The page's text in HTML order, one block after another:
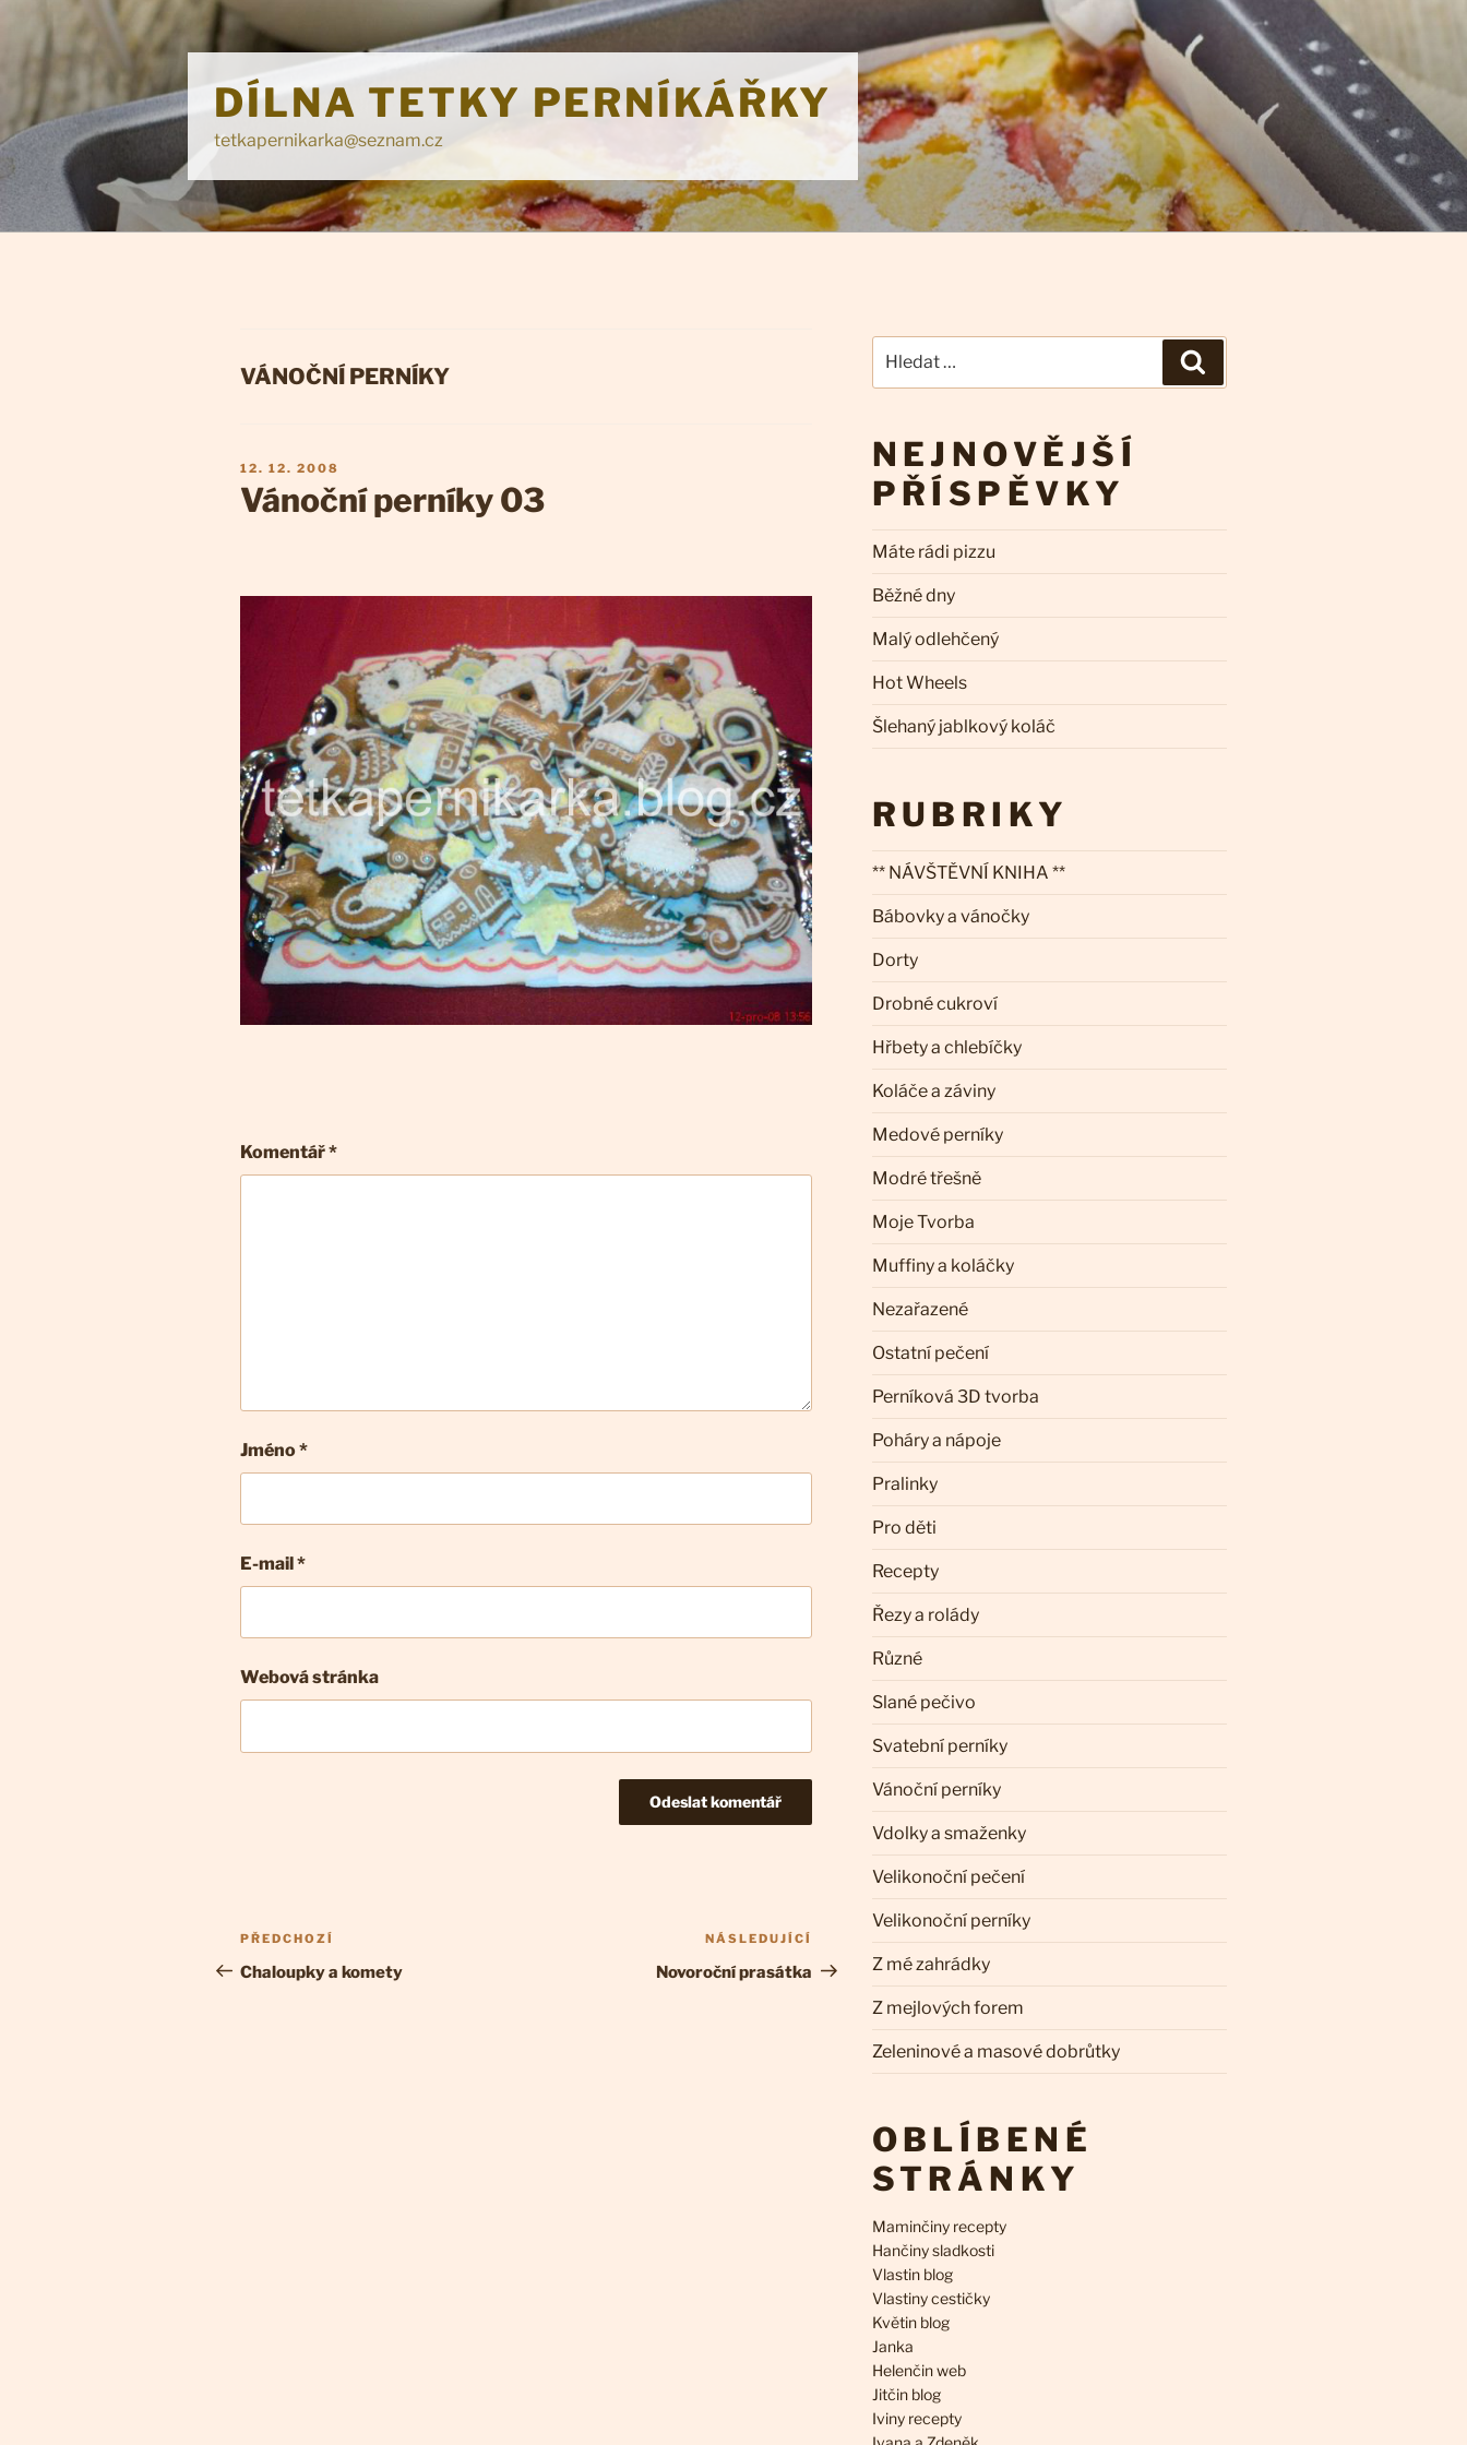
DÍLNA TETKY PERNÍKÁŘKY
tetkapernikarka@seznam.cz
RUBRIKY
VÁNOČNÍ PERNÍKY
PUBLIKOVÁNO
12. 12. 2008
Vánoční perníky 03
Komentář*
Jméno *
E-mail*
Webová stránka
Navigace
pro
Předchozí
příspěvek
PŘEDCHOZÍ
Chaloupky a komety
příspěvek
NÁSLEDUJÍCÍ
Novoroční prasátka
NEJNOVĚJŠÍ
PŘÍSPĚVKY
Máte rádi pizzu
Běžné dny
Malý odlehčený
Hot Wheels
Šlehaný jablkový koláč
RUBRIKY
** NÁVŠTĚVNÍ KNIHA **
Bábovky a vánočky
Dorty
Drobné cukroví
Hřbety a chlebíčky
Koláče a záviny
Medové perníky
Modré třešně
Moje Tvorba
Muffiny a koláčky
Nezařazené
Ostatní pečení
Perníková 3D tvorba
Poháry a nápoje
Pralinky
Pro děti
Recepty
Řezy a rolády
Různé
Slané pečivo
Svatební perníky
Vánoční perníky
Vdolky a smaženky
Velikonoční pečení
Velikonoční perníky
Z mé zahrádky
Z mejlových forem
Zeleninové a masové dobrůtky
OBLÍBENÉ
STRÁNKY
Maminčiny recepty
Hančiny sladkosti
Vlastin blog
Vlastiny cestičky
Květin blog
Janka
Helenčin web
Jitčin blog
Iviny recepty